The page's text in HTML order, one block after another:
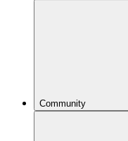
Community